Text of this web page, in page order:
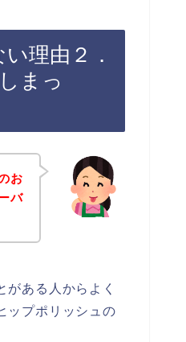
理由２．
まっ
お
バ
がある人からよく
ップポリッシュの